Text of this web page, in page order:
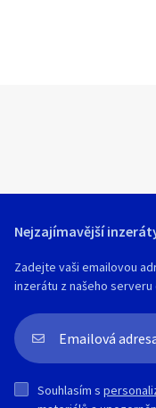
Nejzajímavější
Zadejte vaši emailovou
inzerátu z našeho serveru
Souhlasím s